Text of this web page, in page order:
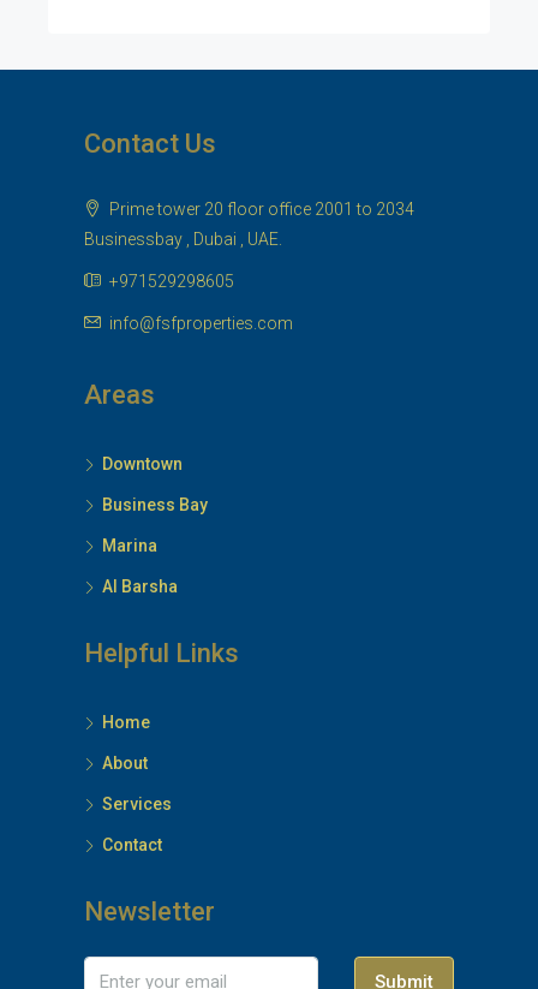
Contact Us
Prime tower 20 floor office 2001 to 2034
Businessbay , Dubai , UAE.
+971529298605
info@fsfproperties.com
Areas
Downtown
Business Bay
Marina
Al Barsha
Helpful Links
Home
About
Services
Contact
Newsletter
Submit